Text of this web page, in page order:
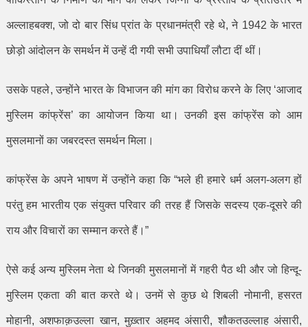
अल्लाहबक्श,जो दो बार सिंध प्रांत के प्रधानमंत्री रहे थे,ने 1942 के भारत
छोड़ो आंदोलन के समर्थन में उन्हें दी गयी सभी उपाधियाँ लौटा दीं थीं।
उसके पहले,उन्होंने भारत के विभाजन की मांग का विरोध करने के लिए ‘आजाद
मुस्लिम कांफ्रेंस’का आयोजन किया था। उनकी इस कांफ्रेंस को आम
मुसलमानों का जबरदस्त समर्थन मिला।
कांफ्रेंस के अपने भाषण में उन्होंने कहा कि“भले ही हमारे धर्म अलग-अलग हों
परंतु हम भारतीय एक संयुक्त परिवार की तरह हैं जिसके सदस्य एक-दूसरे की
राय और विचारों का सम्मान करते हैं। ”
ऐसे कई अन्य मुस्लिम नेता थे जिनकी मुसलमानों में गहरी पैठ थी और जो हिन्दू-
मुस्लिम एकता की बात करते थे। उनमें से कुछ थे शिबली नोमानी,हसरत
मोहानी,अशफाक़उल्ला खान,मुख़्तार अहमद अंसारी,शौकतउल्लाह अंसारी,